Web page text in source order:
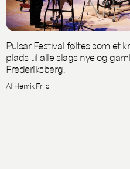
Pulsar Festival føltes som et
plads til alle slags nye og
Frederiksberg.
Af Henrik Friis